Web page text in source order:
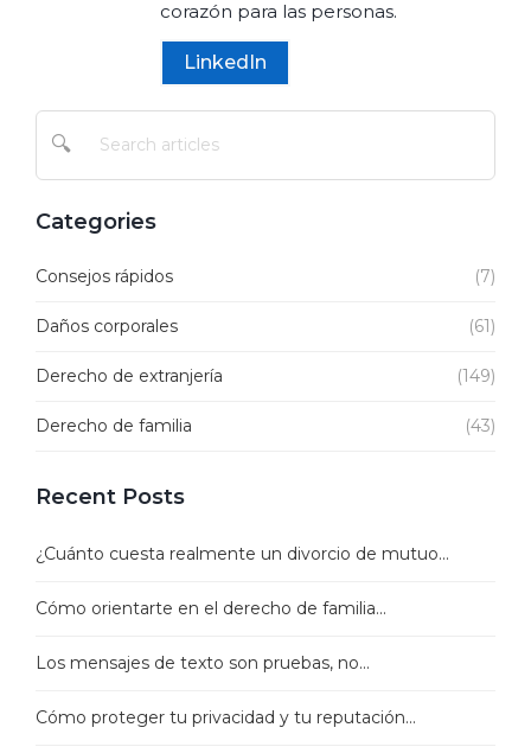
corazón para las personas.
LinkedIn
🔍
Categories
Consejos rápidos (7)
Daños corporales (61)
Derecho de extranjería (149)
Derecho de familia (43)
Recent Posts
¿Cuánto cuesta realmente un divorcio de mutuo...
Cómo orientarte en el derecho de familia...
Los mensajes de texto son pruebas, no...
Cómo proteger tu privacidad y tu reputación...